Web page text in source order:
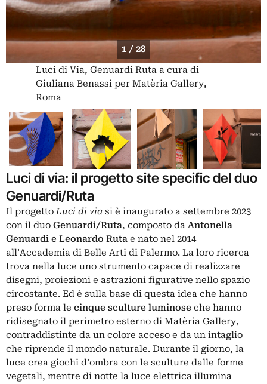
1 / 28
Luci di Via, Genuardi Ruta a cura di
Giuliana Benassi per Matèria Gallery,
Roma
Luci di via: il progetto site specific del duo
Genuardi/Ruta
Il progettoLuci di via si è inaugurato a settembre 2023
con il duo Genuardi/Ruta, composto da Antonella
Genuardi e Leonardo Ruta e nato nel 2014
all’Accademia di Belle Arti di Palermo. La loro ricerca
trova nella luce uno strumento capace di realizzare
disegni, proiezioni e astrazioni figurative nello spazio
circostante. Ed è sulla base di questa idea che hanno
preso forma le cinque sculture luminose che hanno
ridisegnato il perimetro esterno di Matèria Gallery,
contraddistinte da un colore acceso e da un intaglio
che riprende il mondo naturale. Durante il giorno, la
luce crea giochi d’ombra con le sculture dalle forme
vegetali, mentre di notte la luce elettrica illumina